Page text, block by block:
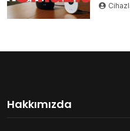
Hakkımızda